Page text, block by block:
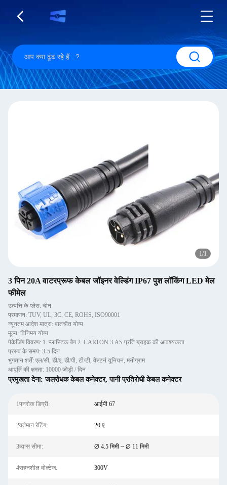
1/1
3 पिन 20A वाटरप्रूफ केबल जॉइनर वेल्डिंग IP67 पुश लॉकिंग LED मेल
फीमेल
उत्पत्ति के प्लेस: चीन
प्रमाणन: TUV, UL, 3C, CE, ROHS, ISO90001
न्यूनतम आदेश मात्रा: बातचीत योग्य
मूल्य: विनिमय योग्य
पैकेजिंग विवरण: 1. प्लास्टिक बैग 2. CARTON 3.AS प्रति ग्राहक की आवश्यकता
प्रसव के समय: 3-5 दिन
भुगतान शर्तें: एल/सी, डी/ए, डी/पी, टी/टी, वेस्टर्न यूनियन, मनीग्राम
आपूर्ति की क्षमता: 10000 जोड़ी / दिन
प्रमुखता देना:जलरोधक केबल कनेक्टर,पानी प्रतिरोधी केबल कनेक्टर
1पनरोक डिग्री: आईपी ​​67
2वर्तमान रेटिंग: 20 ए
3व्यास सीमा: ∅ 4.5 मिमी ~ ∅ 11 मिमी
4सहनशील वोल्टेज: 300V